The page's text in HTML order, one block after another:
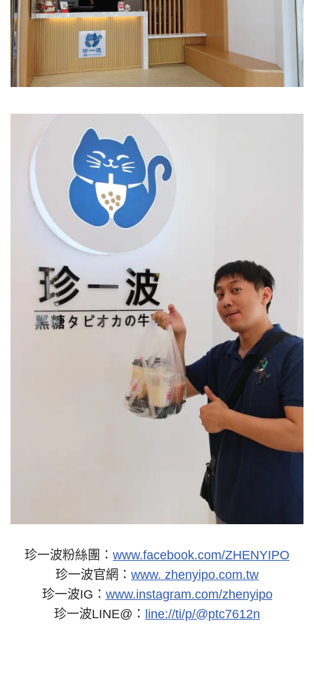
珍一波粉絲團： www.facebook.com/ZHENYIPO
珍一波官網： www. zhenyipo.com.tw
珍一波IG： www.instagram.com/zhenyipo
珍一波LINE@： line://ti/p/@ptc7612n